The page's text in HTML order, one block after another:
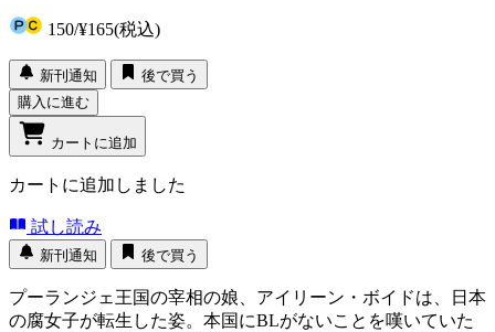
150/¥165(税込)
新刊通知
後で買う
購入に進む
カートに追加
カートに追加しました
試し読み
新刊通知 後で買う
プーランジェ王国の宰相の娘、アイリーン・ボイドは、日本
の腐女子が転生した姿。本国にBLがないことを嘆いていた